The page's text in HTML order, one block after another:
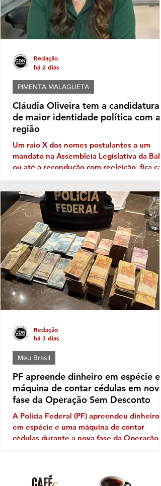
Cláudia Oliveira tem a candidatura
de maior identidade política com a
região
Um raio X dos nomes postulantes a um
mandato na Assembleia Legislativa da
ou até a recondução com reeleição, fica
Identidade com o eleitor de cada região.
território da Costa do Descobrimento, com
abrangência na Costa das Baleias, ou seja,
no grande Extremo Sul baiano, entre as
tantas candidaturas para ocupar uma vaga
de deputado (a) nas eleições de outubro
próximo a que mais aparece com solidez
política é a da deputada pessed
PIMENTA MALAGUETA
Redação
há 2 dias
PF apreende dinheiro em espécie e
máquina de contar cédulas em nova
fase da Operação Sem Desconto
A Polícia Federal (PF) apreendeu dinheiro
em espécie e uma máquina de contar
cédulas durante a nova fase da Operação
pensionistas do Instituto Nacional do
Meu Brasil
Redação
há 3 dias